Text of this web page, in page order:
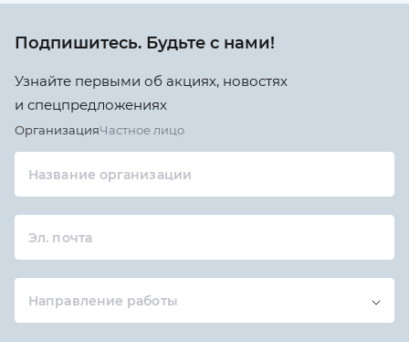
Подпишитесь. Будьте с нами!
Узнайте первыми об акциях, новостях
и спецпредложениях
ОрганизацияЧастное лицо
Название организации
Эл. почта
Направление работы